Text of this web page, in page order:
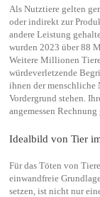
Als Nutztiere gelten
oder indirekt zur
andere Leistung
wurden 2023 über 88
Weitere Millionen
würdeverletzende
ihnen der menschliche
Vordergrund stehen.
angemessen Rechnung
Idealbild von Tier
Für das Töten von
einwandfreie
setzen, ist nicht nur